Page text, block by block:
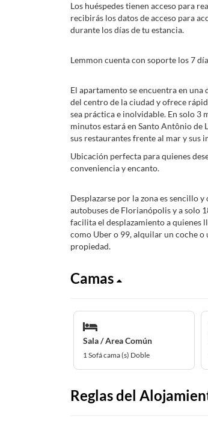
Los huéspedes tienen acceso para
recibirás los datos de acceso para
durante los días de tu estancia.
Lemmon cuenta con soporte los 7
El apartamento se encuentra en una
del centro de la ciudad y ofrece
sea práctica e inolvidable. En solo 3
minutos estará en Santo Antônio
sus restaurantes frente al mar y sus
Ubicación perfecta para quienes
conveniencia y encanto.
Desplazarse por la zona es sencillo
autobuses de Florianópolis y a solo
facilita el desplazamiento a quienes
como Uber o 99, alquilar un coche
propiedad.
Camas
Sala / Area Común
1 Sofá cama (s) Doble
Reglas del